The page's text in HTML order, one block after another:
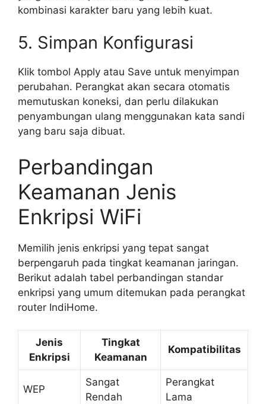
kombinasi karakter baru yang lebih kuat.
5. Simpan Konfigurasi
Klik tombol Apply atau Save untuk menyimpan
perubahan. Perangkat akan secara otomatis
memutuskan koneksi, dan perlu dilakukan
penyambungan ulang menggunakan kata sandi
yang baru saja dibuat.
Perbandingan
Keamanan Jenis
Enkripsi WiFi
Memilih jenis enkripsi yang tepat sangat
berpengaruh pada tingkat keamanan jaringan.
Berikut adalah tabel perbandingan standar
enkripsi yang umum ditemukan pada perangkat
router IndiHome.
Jenis
Enkripsi
Tingkat
Keamanan
Kompatibilitas
WEP
Sangat
Rendah
Perangkat
Lama